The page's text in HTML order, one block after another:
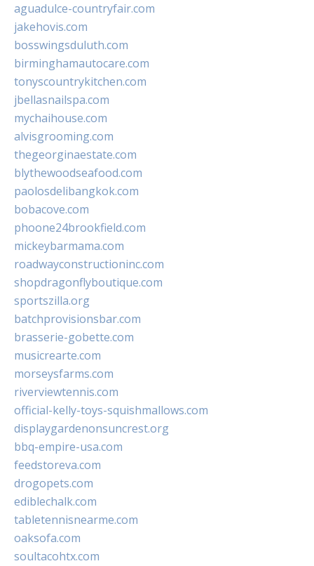
aguadulce-countryfair.com
jakehovis.com
bosswingsduluth.com
birminghamautocare.com
tonyscountrykitchen.com
jbellasnailspa.com
mychaihouse.com
alvisgrooming.com
thegeorginaestate.com
blythewoodseafood.com
paolosdelibangkok.com
bobacove.com
phoone24brookfield.com
mickeybarmama.com
roadwayconstructioninc.com
shopdragonflyboutique.com
sportszilla.org
batchprovisionsbar.com
brasserie-gobette.com
musicrearte.com
morseysfarms.com
riverviewtennis.com
official-kelly-toys-squishmallows.com
displaygardenonsuncrest.org
bbq-empire-usa.com
feedstoreva.com
drogopets.com
ediblechalk.com
tabletennisnearme.com
oaksofa.com
soultacohtx.com